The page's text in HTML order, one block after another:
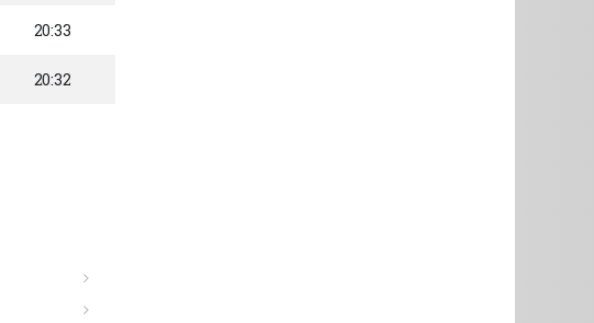
20:33
20:32